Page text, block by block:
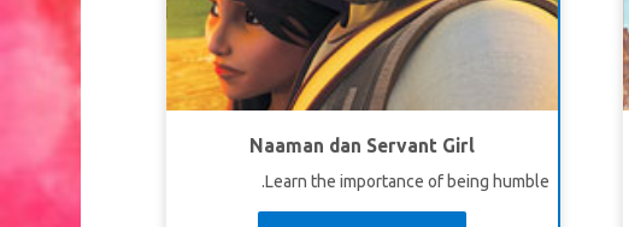
Naaman dan Servant Girl
Learn the importance of being humble.